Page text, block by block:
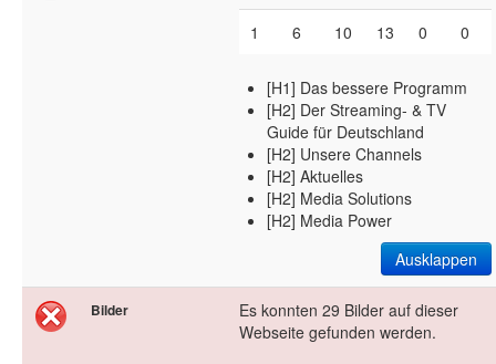
1 6 10 13 0 0
[H1] Das bessere Programm
[H2] Der Streaming- & TV
Guide für Deutschland
[H2] Unsere Channels
[H2] Aktuelles
[H2] Media Solutions
[H2] Media Power
Ausklappen
Bilder
Es konnten 29 Bilder auf dieser
Webseite gefunden werden.